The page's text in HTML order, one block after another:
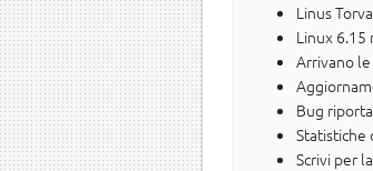
Linus
Linux
Arrivano
Bug
Statistiche
Scrivi per